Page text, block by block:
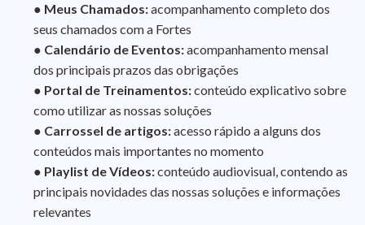
● Meus Chamados:acompanhamento completo dos
seus chamados com a Fortes
● Calendário de Eventos:acompanhamento mensal
dos principais prazos das obrigações
● Portal de Treinamentos:conteúdo explicativo sobre
como utilizar as nossas soluções
● Carrossel de artigos:acesso rápido a alguns dos
conteúdos mais importantes no momento
● Playlist de Vídeos:conteúdo audiovisual, contendo as
principais novidades das nossas soluções e informações
relevantes